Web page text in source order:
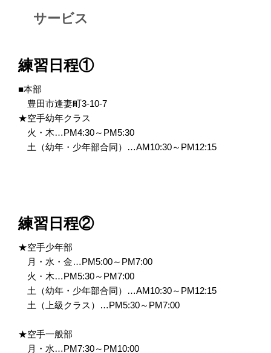
サービス
練習日程①
■本部
豊田市逢妻町3-10-7
★空手幼年クラス
火・木…PM4:30～PM5:30
土（幼年・少年部合同）…AM10:30～PM12:15
練習日程②
★空手少年部
月・水・金…PM5:00～PM7:00
火・木…PM5:30～PM7:00
土（幼年・少年部合同）…AM10:30～PM12:15
土（上級クラス）…PM5:30～PM7:00
★空手一般部
月・水…PM7:30～PM10:00